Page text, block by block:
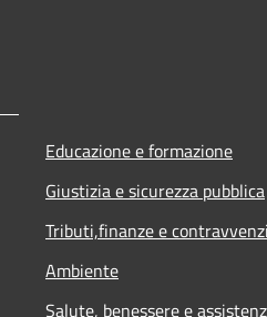
Educazione e formazione
Giustizia e sicurezza pubblica
Tributi,finanze e
Ambiente
Salute, benessere e